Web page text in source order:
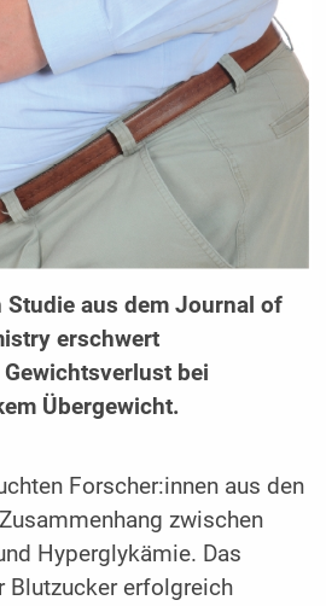
Studie aus dem Journal of
erschwert
bei
Übergewicht.
Forscher:innen aus den
zwischen
Hyperglykämie. Das
Blutzucker erfolgreich